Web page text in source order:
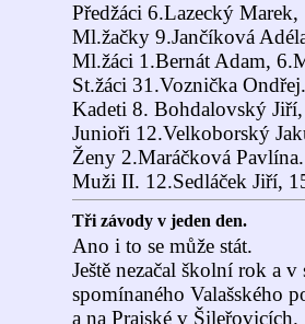
Předžáci 6.Lazecký
Ml.žačky 9.Jančíková
Ml.žáci 1.Bernát Adam,
St.žáci 31.Voznička Ondřej.
Kadeti 8. Bohdalovský
Junioři 12.Velkoborský
Ženy 2.Maráčková Pavlína.
Muži II. 12.Sedláček Jiří,
Tři závody v jeden den.
Ano i to se může stát.
Ještě nezačal školní rok a
spomínaného Valašského
a na Prajské v Šileřovicích.